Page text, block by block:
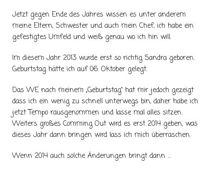
Jetzt gegen Ende des Jahres wissen es unter anderem
meine Eltern, Schwester und auch mein Chef, ich habe ein
gefestigtes Umfeld und weiß genau wo ich hin will.
Im diesem Jahr 2013 wurde erst so richtig Sandra geboren.
Geburtstag hätte ich auf 06. Oktober gelegt.
Das WE nach meinem „Geburtstag“ hat mir jedoch gezeigt
dass ich ein wenig zu schnell unterwegs bin, daher habe ich
jetzt Tempo rausgenommen und lasse mal alles sitzen.
Weiters großes Comming Out wird es erst 2014 geben, was
dieses Jahr dann bringen wird lass ich mich überraschen.
Wenn 2014 auch solche Änderungen bringt dann …